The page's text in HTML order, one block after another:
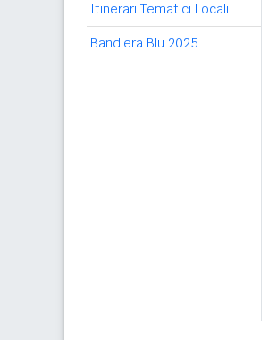
Itinerari Tematici Locali
Bandiera Blu 2025